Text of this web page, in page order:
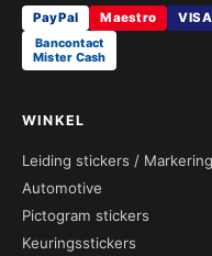
PayPal Maestro VISA
Bancontact
Mister Cash
WINKEL
Leiding stickers /
Automotive
Pictogram stickers
Keuringsstickers